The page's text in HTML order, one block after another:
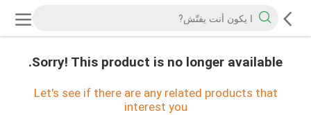
Sorry! This product is no longer available.
Let's see if there are any related products that
interest you